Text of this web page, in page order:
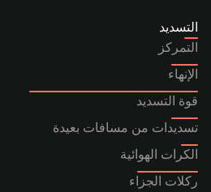
التسديد
التمركز
الإنهاء
قوة التسديد
تسديدات من مسافات بعيدة
الكرات الهوائية
ركلات الجزاء